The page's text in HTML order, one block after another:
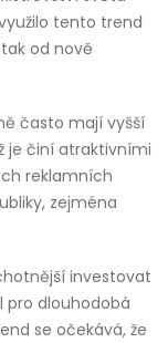
tento trend
od nově
často mají vyšší
je činí atraktivními
reklamních
zejména
investovat
pro dlouhodobá
se očekává, že